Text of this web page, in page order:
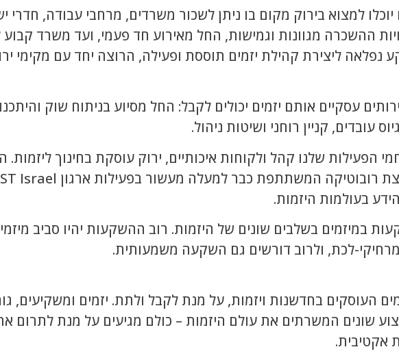
יוכלו למצוא בירוק מקום בו ניתן לשכור משרדים, מרחבי עבודה,
ההשכרה מגוונות וגמישות, החל מאירוע חד פעמי, ועד משרד קבוע
ליצירת קהילת יזמים תוססת ופעילה, הרוצה יחד עם מקימי
עסקיים אותם יזמים יכולים לקבל: החל מסיוע בניתוח שוק
עובדים, קניין רוחני ושיטות ניהול.
הפעילות שלנו קהל ולקוחות איכותיים, ירוק עוסקת בחינוך ליזמות.
בעולמות היזמות.
לכת, ולרוב דורשים גם השקעה משמעותית.
העוסקים בחדשנות ויזמות, על מנת לקבל ולתת. יזמים ומשקיעים,
שונים המשרתים את עולם היזמות – כולם מגיעים על מנת לתרום
אקטיבית.